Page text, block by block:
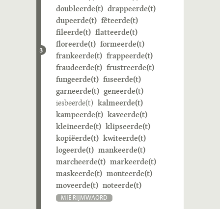
3
doubleerde(t) drappeerde(t)
dupeerde(t) fêteerde(t)
fileerde(t) flatteerde(t)
floreerde(t) formeerde(t)
frankeerde(t) frappeerde(t)
fraudeerde(t) frustreerde(t)
fungeerde(t) fuseerde(t)
garneerde(t) geneerde(t)
iesbeerde(t) kalmeerde(t)
kampeerde(t) kaveerde(t)
kleineerde(t) klipseerde(t)
kopiëerde(t) kwiteerde(t)
logeerde(t) mankeerde(t)
marcheerde(t) markeerde(t)
maskeerde(t) monteerde(t)
moveerde(t) noteerde(t)
MIE RIJMWÄÖRD